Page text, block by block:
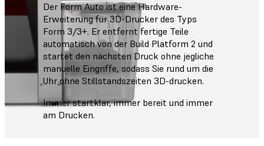
Der Form Auto ist eine Hardware-
Erweiterung für 3D-Drucker des Typs
Form 3/3+. Er entfernt fertige Teile
automatisch von der Build Platform 2 und
startet den nächsten Druck ohne jegliche
manuelle Eingriffe, sodass Sie rund um die
Uhr ohne Stillstandszeiten 3D-drucken.
Immer startklar, immer bereit und immer
am Drucken.